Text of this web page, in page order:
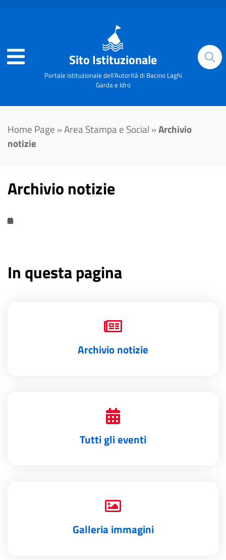
Sito Istituzionale
Portale istituzionale dell'Autorità di Bacino Laghi
Garda e Idro
Home Page »Area Stampa e Social »Archivio
notizie
Archivio notizie
In questa pagina
Archivio notizie
Tutti gli eventi
Galleria immagini